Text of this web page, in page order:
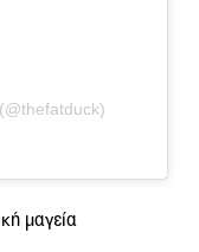
μαγεία